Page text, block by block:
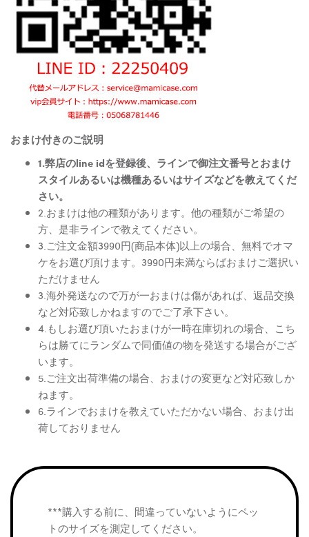
おまけ付きのご説明
1.弊店のline idを登録後、ラインで御注文番号とおまけ
スタイルあるいは機種あるいはサイズなどを教えてくだ
さい。
2.おまけは他の種類があります。他の種類がご希望の
方、是非ラインで教えてください。
3.ご注文金額3990円(商品本体)以上の場合、無料でオマ
ケをお選び頂けます。3990円未満ならばおまけご選択い
ただけません
3.海外発送なので万が一おまけは傷があれば、返品交換
など対応致しかねますのでご了承下さい。
4.もしお選び頂いたおまけが一時在庫切れの場合、こち
らは勝てにランダムで同価値の物を発送する場合がござ
います。
5.ご注文出荷準備の場合、おまけの変更など対応致しか
ねます。
6.ラインでおまけを教えていただかない場合、おまけ出
荷しておりません
***購入する前に、間違っていないようにペッ
トのサイズを測定してください。